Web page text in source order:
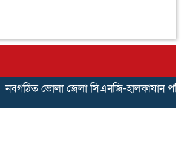
ভোলা জেলা সিএনজি-হালকাযান